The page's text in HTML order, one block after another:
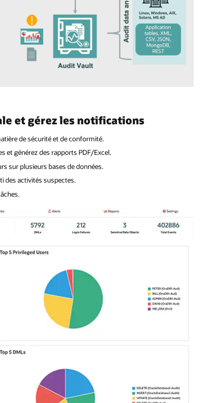
et gérez les notifications
de sécurité et de conformité.
et générez des rapports PDF/Excel.
sur plusieurs bases de données.
des activités suspectes.